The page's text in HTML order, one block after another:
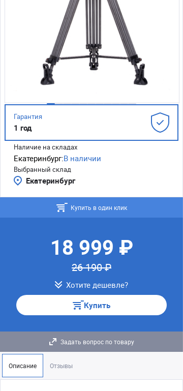
Гарантия
1 год
Наличие на складах
Екатеринбург:В наличии
Выбранный склад
Екатеринбург
Купить в один клик
18 999 ₽
26 190 ₽
Хотите дешевле?
Купить
Задать вопрос по товару
Описание Отзывы